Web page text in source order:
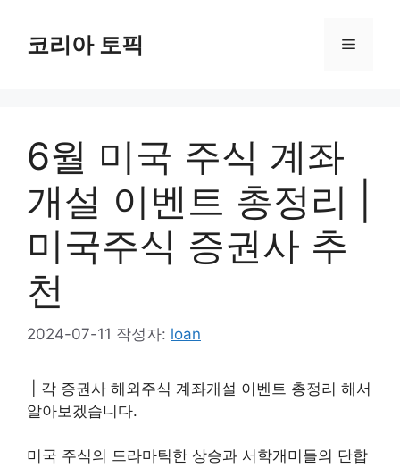
코리아 토픽 메
6월 미국 주식 계좌
개설 이벤트 총정리 |
미국주식 증권사 추
천
2024-07-11 작성자: loan
| 각 증권사 해외주식 계좌개설 이벤트 총정리 해서
알아보겠습니다.
미국 주식의 드라마틱한 상승과 서학개미들의 단합